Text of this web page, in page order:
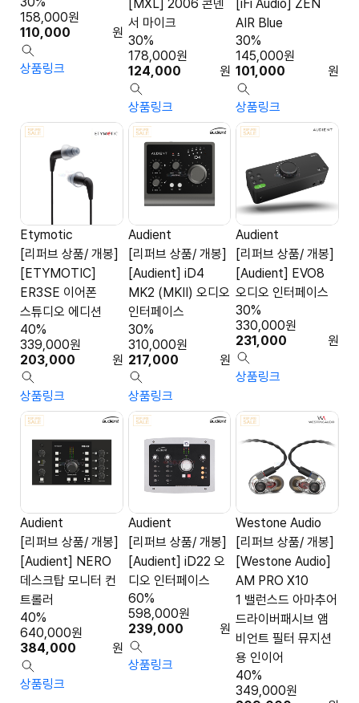
110,000 원
158,000원
상품링크
[MXL] 2006 콘덴
서 마이크
124,000 원
178,000원
30%
상품링크
[iFi Audio] ZEN
AIR Blue
101,000 원
145,000원
30%
상품링크
Etymotic
[리퍼브 상품/ 개봉]
[ETYMOTIC]
ER3SE 이어폰
스튜디오 에디션
203,000 원
339,000원
40%
상품링크
Audient
[리퍼브 상품/ 개봉]
[Audient] iD4
MK2 (MKII) 오디오
인터페이스
217,000 원
310,000원
30%
상품링크
Audient
[리퍼브 상품/ 개봉]
[Audient] EVO8
오디오 인터페이스
231,000 원
330,000원
30%
상품링크
Audient
[리퍼브 상품/ 개봉]
[Audient] NERO
데스크탑 모니터 컨
트롤러
384,000 원
640,000원
40%
상품링크
Audient
[리퍼브 상품/ 개봉]
[Audient] iD22 오
디오 인터페이스
239,000 원
598,000원
60%
상품링크
Westone Audio
[리퍼브 상품/ 개봉]
[Westone Audio]
AM PRO X10
1 밸런스드 아마추어
드라이버패시브 앰
비언트 필터 뮤지션
용 인이어
349,000원
40%